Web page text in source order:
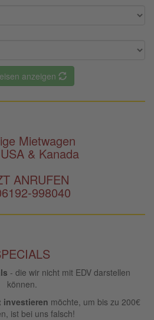
anzeigen
Mietwagen
& Kanada
ANRUFEN
998040
- die wir nicht mit EDV darstellen
können.
investieren möchte, um bis zu 200€
ist bei uns falsch!